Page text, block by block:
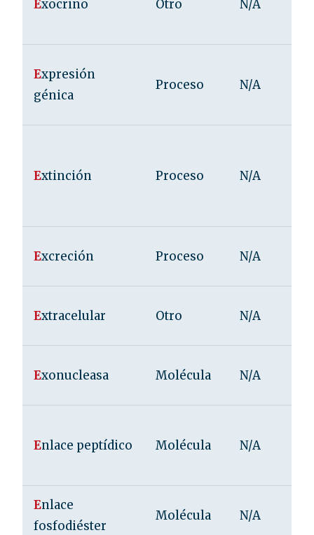
Exocrino Otro N/A
Expresión
génica
Proceso N/A
Extinción Proceso N/A
Excreción Proceso N/A
Extracelular Otro N/A
Exonucleasa Molécula N/A
Enlace peptídico Molécula N/A
Enlace
fosfodiéster
Molécula N/A